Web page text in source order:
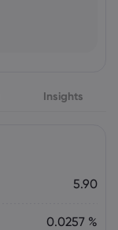
Insights
5.90
0.0257 %